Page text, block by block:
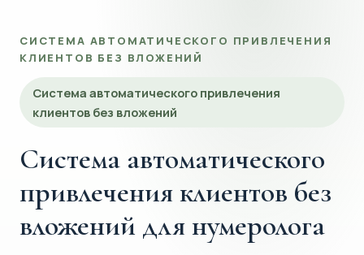
СИСТЕМА АВТОМАТИЧЕСКОГО ПРИВЛЕЧЕНИЯ
КЛИЕНТОВ БЕЗ ВЛОЖЕНИЙ
Система автоматического привлечения
клиентов без вложений
Система автоматического
привлечения клиентов без
вложений для нумеролога